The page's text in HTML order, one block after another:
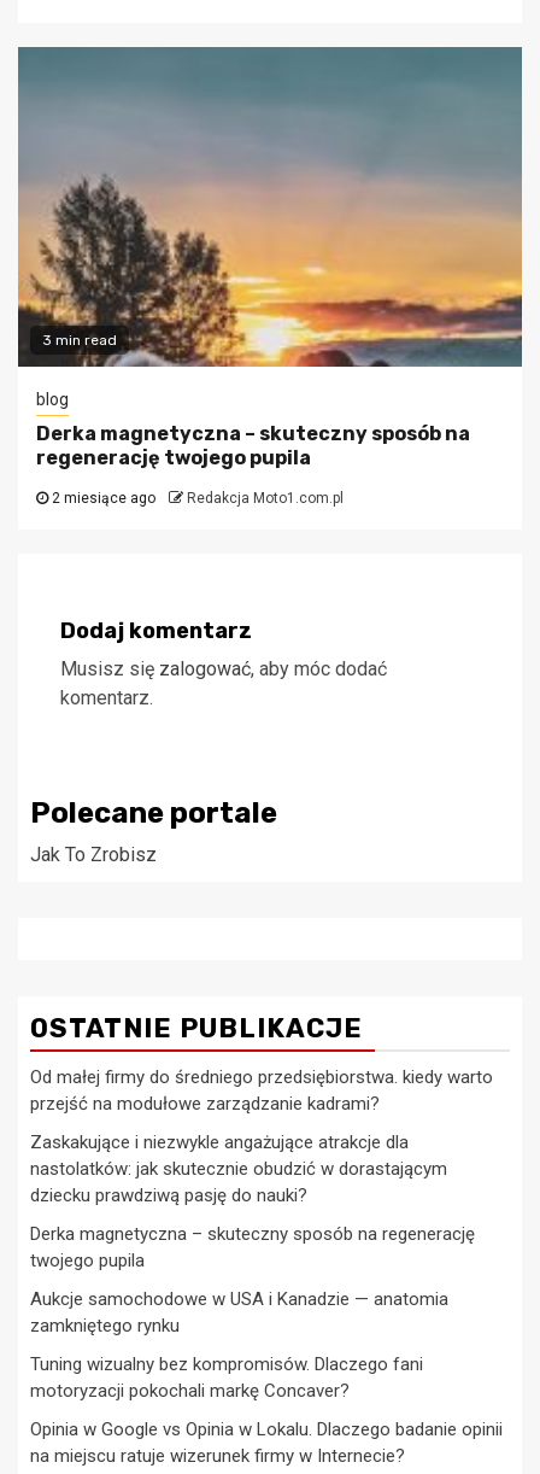
3 min read
blog
Derka magnetyczna – skuteczny sposób na
regenerację twojego pupila
2 miesiące ago Redakcja Moto1.com.pl
Dodaj komentarz
Musisz się zalogować, aby móc dodać
komentarz.
Polecane portale
Jak To Zrobisz
OSTATNIE PUBLIKACJE
Od małej firmy do średniego przedsiębiorstwa. kiedy warto
przejść na modułowe zarządzanie kadrami?
Zaskakujące i niezwykle angażujące atrakcje dla
nastolatków: jak skutecznie obudzić w dorastającym
dziecku prawdziwą pasję do nauki?
Derka magnetyczna – skuteczny sposób na regenerację
twojego pupila
Aukcje samochodowe w USA i Kanadzie — anatomia
zamkniętego rynku
Tuning wizualny bez kompromisów. Dlaczego fani
motoryzacji pokochali markę Concaver?
Opinia w Google vs Opinia w Lokalu. Dlaczego badanie opinii
na miejscu ratuje wizerunek firmy w Internecie?